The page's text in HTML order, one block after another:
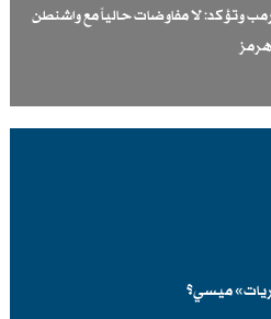
وتؤكد: لا مفاوضات حالياً مع واشنطن
ميسي؟